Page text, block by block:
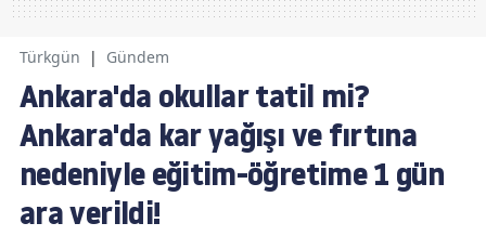
Türkgün | Gündem
Ankara'da okullar tatil mi?
Ankara'da kar yağışı ve fırtına
nedeniyle eğitim-öğretime 1 gün
ara verildi!